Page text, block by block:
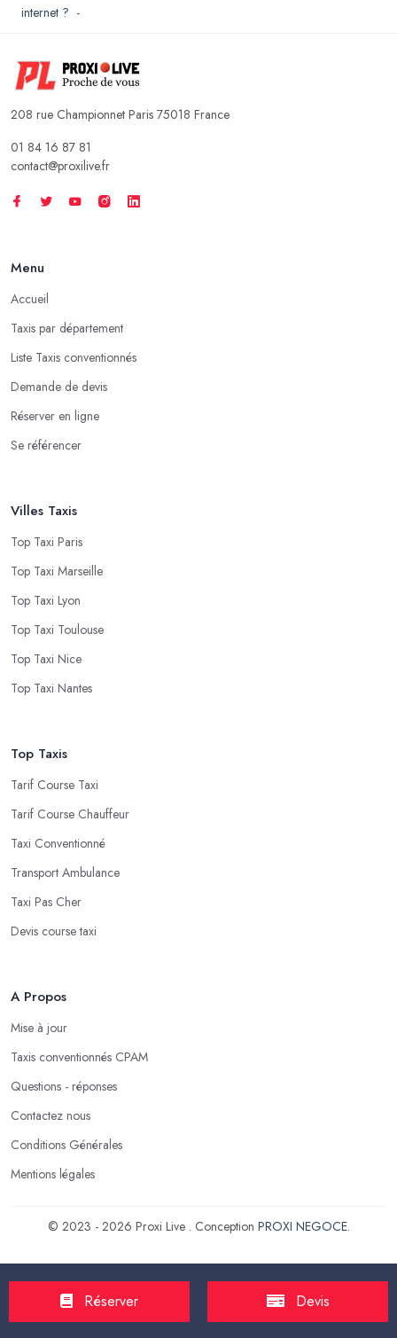
internet ? -
208 rue Championnet Paris 75018 France
01 84 16 87 81
contact@proxilive.fr
Menu
Accueil
Taxis par département
Liste Taxis conventionnés
Demande de devis
Réserver en ligne
Se référencer
Villes Taxis
Top Taxi Paris
Top Taxi Marseille
Top Taxi Lyon
Top Taxi Toulouse
Top Taxi Nice
Top Taxi Nantes
Top Taxis
Tarif Course Taxi
Tarif Course Chauffeur
Taxi Conventionné
Transport Ambulance
Taxi Pas Cher
Devis course taxi
A Propos
Mise à jour
Taxis conventionnés CPAM
Questions - réponses
Contactez nous
Conditions Générales
Mentions légales
© 2023 - 2026 Proxi Live . Conception PROXI NEGOCE.
Réserver Devis